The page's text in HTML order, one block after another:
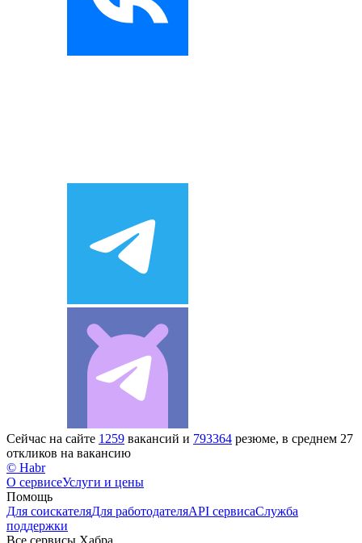
Сейчас на сайте 1259 вакансий и 793364 резюме, в среднем 27
откликов на вакансию
© Habr
О сервисеУслуги и цены
Помощь
Для соискателяДля работодателяAPI сервисаСлужба
поддержки
Все сервисы Хабра